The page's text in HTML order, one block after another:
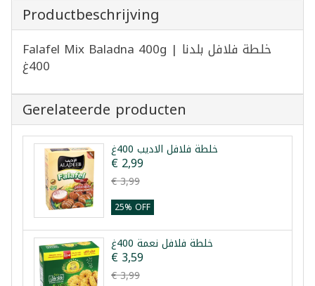
Productbeschrijving
Falafel Mix Baladna 400g | خلطة فلافل بلدنا
400غ
Gerelateerde producten
خلطة فلافل الاديب 400غ
€ 2,99
€ 3,99
25% OFF
خلطة فلافل نعمة 400غ
€ 3,59
€ 3,99